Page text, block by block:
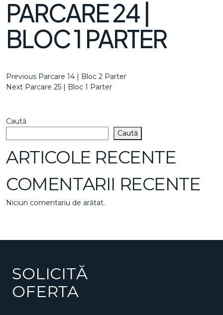
PARCARE 24 |
BLOC 1 PARTER
NAVIGARE
ARTICOLE
Previous
Post
Previous Parcare 14 | Bloc 2 Parter
Next
Next Parcare 25 | Bloc 1 Parter
Caută
Caută
ARTICOLE RECENTE
COMENTARII RECENTE
Niciun comentariu de arătat.
SOLICITĂ
OFERTA